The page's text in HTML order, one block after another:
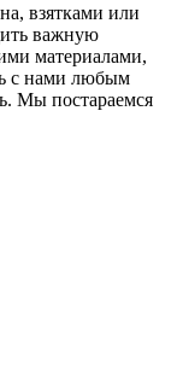
взятками или
важную
материалами,
с нами любым
Мы постараемся